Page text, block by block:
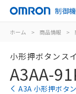
制御
ホーム > 商品情報 >
小形押ボタンス
A3AA-
A3A 小形押ボタ